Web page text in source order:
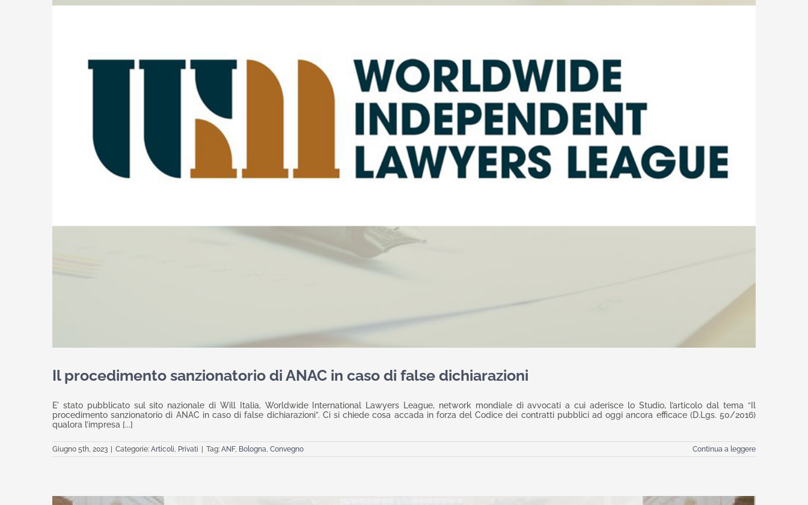
Il procedimento sanzionatorio di ANAC in caso di false dichiarazioni
E' stato pubblicato sul sito nazionale di Will Italia, Worldwide International Lawyers League, network mondiale di avvocati a cui aderisce lo Studio, l’articolo dal tema “Il
procedimento sanzionatorio di ANAC in caso di false dichiarazioni”. Ci si chiede cosa accada in forza del Codice dei contratti pubblici ad oggi ancora efficace (D.Lgs. 50/2016)
qualora l’impresa [...]
Giugno 5th, 2023 Categorie: Articoli, Privati Tag: ANF, Bologna, Convegno Continua a leggere